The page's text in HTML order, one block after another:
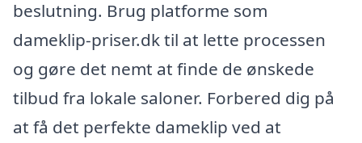
beslutning. Brug platforme som
dameklip-priser.dk til at lette processen
og gøre det nemt at finde de ønskede
tilbud fra lokale saloner. Forbered dig på
at få det perfekte dameklip ved at